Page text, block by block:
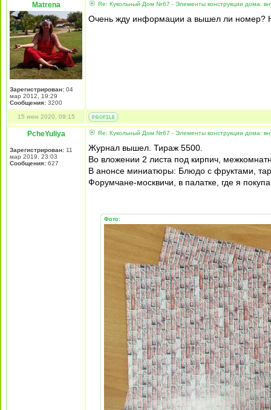
Matrena
Зарегистрирован: 04
мар 2012, 19:29
Сообщения: 3200
Re: Кукольный Дом №67 - Элементы конструкции дома:
Очень жду информации а вышел ли номер?
15 июн 2020, 09:15
PcheYuliya
Зарегистрирован: 11
мар 2019, 23:03
Сообщения: 627
Re: Кукольный Дом №67 - Элементы конструкции дома:
Журнал вышел. Тираж 5500.
Во вложении 2 листа под кирпич,
В анонсе миниатюры: Блюдо с фруктами,
Форумчане-москвичи, в палатке, где я
Фото: